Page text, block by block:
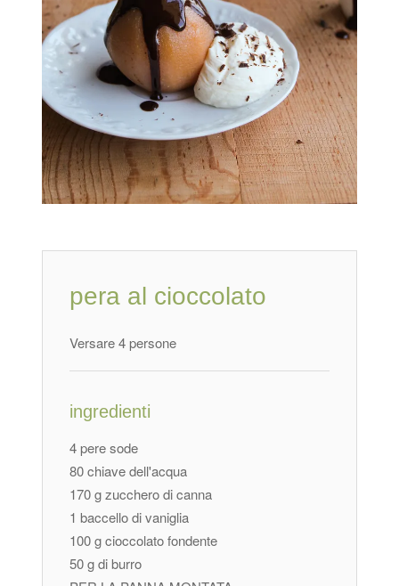
pera al cioccolato
Versare 4 persone
ingredienti
4 pere sode
80 chiave dell'acqua
170 g zucchero di canna
1 baccello di vaniglia
100 g cioccolato fondente
50 g di burro